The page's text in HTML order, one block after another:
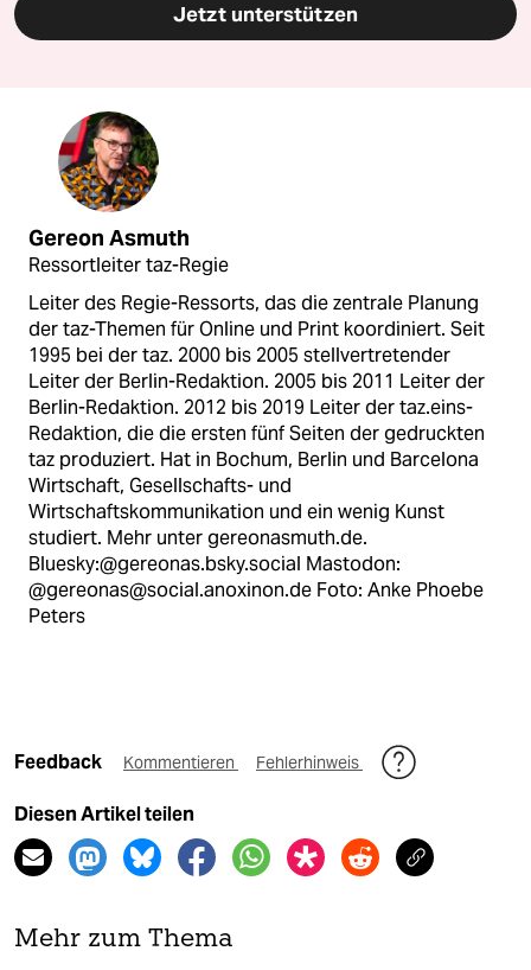
Jetzt unterstützen
Gereon Asmuth
Ressortleiter taz-Regie
Leiter des Regie-Ressorts, das die zentrale Planung
der taz-Themen für Online und Print koordiniert. Seit
1995 bei der taz. 2000 bis 2005 stellvertretender
Leiter der Berlin-Redaktion. 2005 bis 2011 Leiter der
Berlin-Redaktion. 2012 bis 2019 Leiter der taz.eins-
Redaktion, die die ersten fünf Seiten der gedruckten
taz produziert. Hat in Bochum, Berlin und Barcelona
Wirtschaft, Gesellschafts- und
Wirtschaftskommunikation und ein wenig Kunst
studiert. Mehr unter gereonasmuth.de.
Bluesky:@gereonas.bsky.social Mastodon:
@gereonas@social.anoxinon.de Foto: Anke Phoebe
Peters
Feedback Kommentieren Fehlerhinweis
Diesen Artikel teilen
Mehr zum Thema